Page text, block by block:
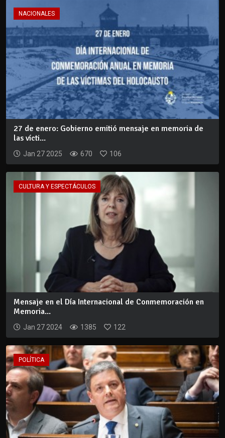
NACIONALES
27 de enero: Gobierno emitió mensaje en memoria de
las vícti...
Jan 27 2025 670 106
CULTURA Y ESPECTÁCULOS
Mensaje en el Día Internacional de Conmemoración en
Memoria...
Jan 27 2024 1385 122
POLÍTICA